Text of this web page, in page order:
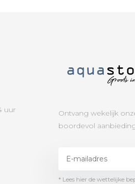
uur
Ontvang wekelijk
boordevol
* Lees hier de wettelijke